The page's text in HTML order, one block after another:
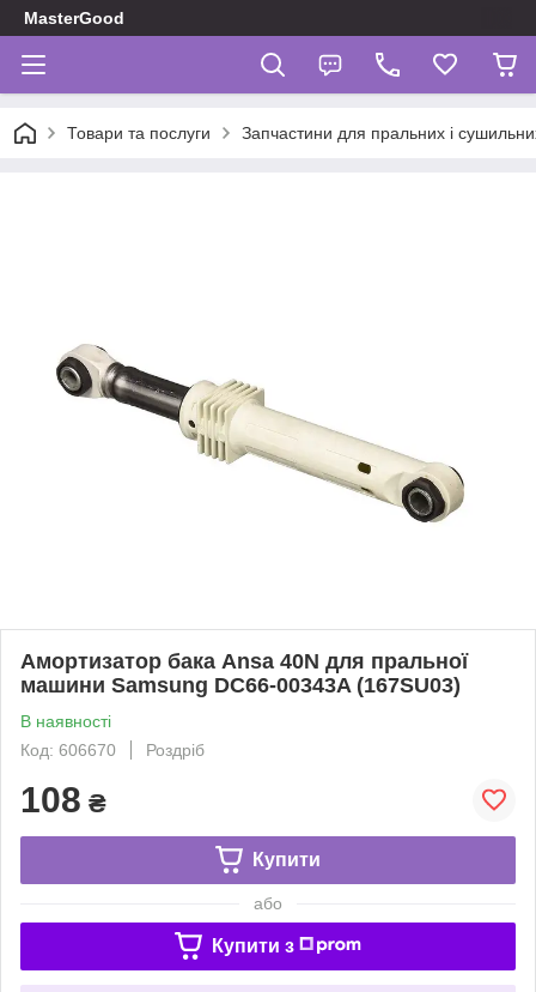
MasterGood
Товари та послуги Запчастини для пральних і
Амортизатор бака Ansa 40N для пральної
машини Samsung DC66-00343A (167SU03)
В наявності
Код: 606670
Роздріб
108 ₴
Купити
або
Купити з